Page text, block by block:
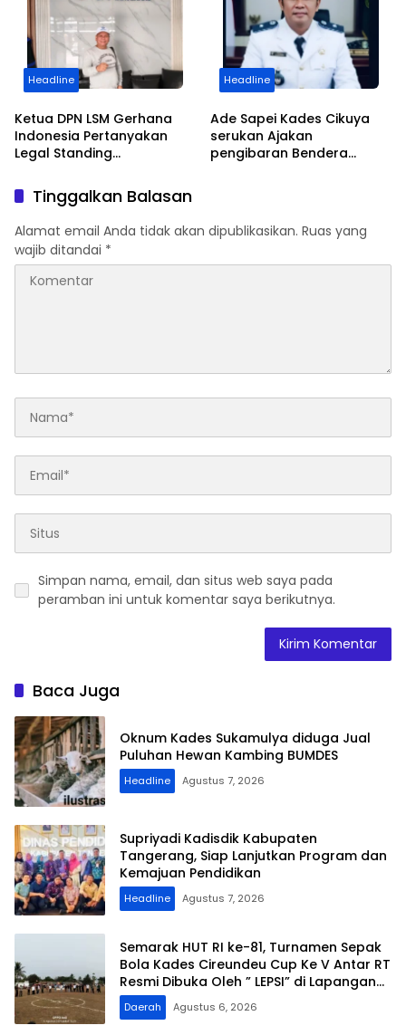
Headline
Ketua DPN LSM Gerhana
Indonesia Pertanyakan
Legal Standing
Pedagang di Stasiun
Tigaraksa
Headline
Ade Sapei Kades Cikuya
serukan Ajakan
pengibaran Bendera
Perumahan
Tinggalkan Balasan
Alamat email Anda tidak akan dipublikasikan. Ruas yang
wajib ditandai *
Simpan nama, email, dan situs web saya pada
peramban ini untuk komentar saya berikutnya.
Baca Juga
Oknum Kades Sukamulya diduga Jual
Puluhan Hewan Kambing BUMDES
Headline Agustus 7, 2026
Supriyadi Kadisdik Kabupaten
Tangerang, Siap Lanjutkan Program dan
Kemajuan Pendidikan
Headline Agustus 7, 2026
Semarak HUT RI ke-81, Turnamen Sepak
Bola Kades Cireundeu Cup Ke V Antar RT
Resmi Dibuka Oleh ” LEPSI” di Lapangan
FC Family
Daerah Agustus 6, 2026